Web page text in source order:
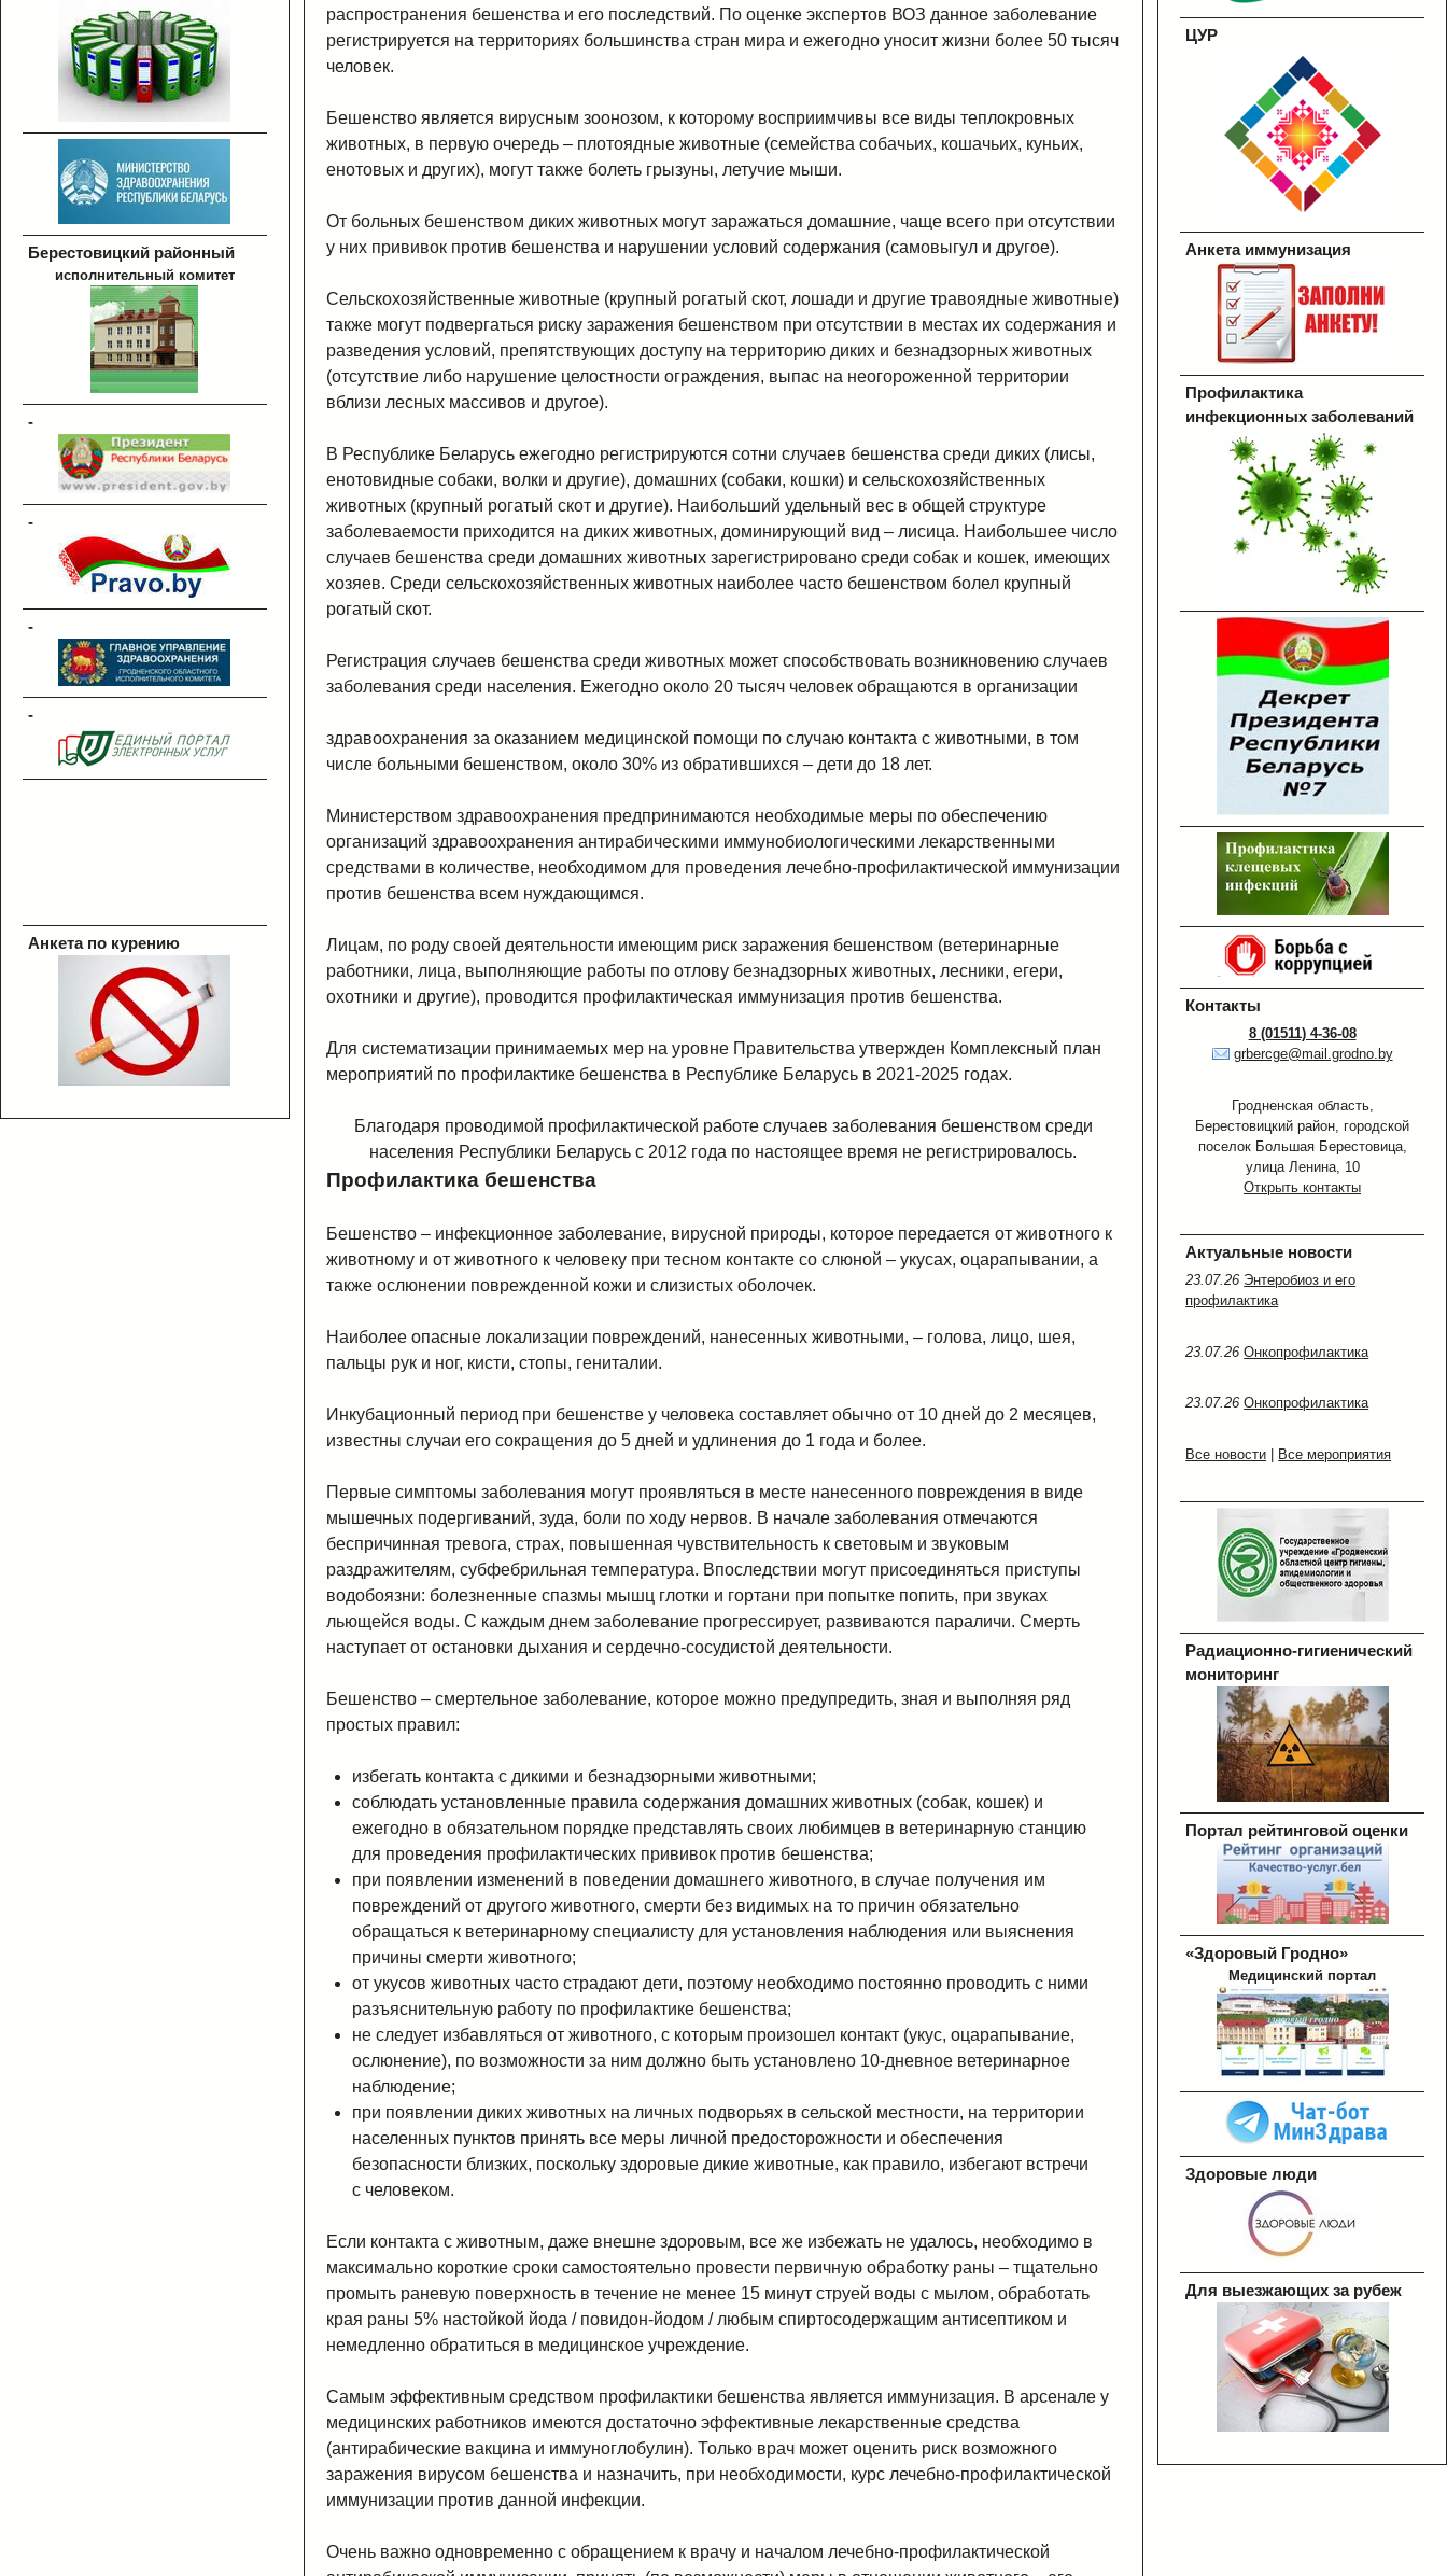
Берестовицкий районный
исполнительный комитет
-
-
-
-
Анкета по курению
распространения бешенства и его последствий. По оценке экспертов ВОЗ данное заболевание
регистрируется на территориях большинства стран мира и ежегодно уносит жизни более 50 тысяч
человек.
Бешенство является вирусным зоонозом, к которому восприимчивы все виды теплокровных
животных, в первую очередь – плотоядные животные (семейства собачьих, кошачьих, куньих,
енотовых и других), могут также болеть грызуны, летучие мыши.
От больных бешенством диких животных могут заражаться домашние, чаще всего при отсутствии
у них прививок против бешенства и нарушении условий содержания (самовыгул и другое).
Сельскохозяйственные животные (крупный рогатый скот, лошади и другие травоядные животные)
также могут подвергаться риску заражения бешенством при отсутствии в местах их содержания и
разведения условий, препятствующих доступу на территорию диких и безнадзорных животных
(отсутствие либо нарушение целостности ограждения, выпас на неогороженной территории
вблизи лесных массивов и другое).
В Республике Беларусь ежегодно регистрируются сотни случаев бешенства среди диких (лисы,
енотовидные собаки, волки и другие), домашних (собаки, кошки) и сельскохозяйственных
животных (крупный рогатый скот и другие). Наибольший удельный вес в общей структуре
заболеваемости приходится на диких животных, доминирующий вид – лисица. Наибольшее число
случаев бешенства среди домашних животных зарегистрировано среди собак и кошек, имеющих
хозяев. Среди сельскохозяйственных животных наиболее часто бешенством болел крупный
рогатый скот.
Регистрация случаев бешенства среди животных может способствовать возникновению случаев
заболевания среди населения. Ежегодно около 20 тысяч человек обращаются в организации
здравоохранения за оказанием медицинской помощи по случаю контакта с животными, в том
числе больными бешенством, около 30% из обратившихся – дети до 18 лет.
Министерством здравоохранения предпринимаются необходимые меры по обеспечению
организаций здравоохранения антирабическими иммунобиологическими лекарственными
средствами в количестве, необходимом для проведения лечебно-профилактической иммунизации
против бешенства всем нуждающимся.
Лицам, по роду своей деятельности имеющим риск заражения бешенством (ветеринарные
работники, лица, выполняющие работы по отлову безнадзорных животных, лесники, егери,
охотники и другие), проводится профилактическая иммунизация против бешенства.
Для систематизации принимаемых мер на уровне Правительства утвержден Комплексный план
мероприятий по профилактике бешенства в Республике Беларусь в 2021-2025 годах.
Благодаря проводимой профилактической работе случаев заболевания бешенством среди
населения Республики Беларусь с 2012 года по настоящее время не регистрировалось.
Профилактика бешенства
Бешенство – инфекционное заболевание, вирусной природы, которое передается от животного к
животному и от животного к человеку при тесном контакте со слюной – укусах, оцарапывании, а
также ослюнении поврежденной кожи и слизистых оболочек.
Наиболее опасные локализации повреждений, нанесенных животными, – голова, лицо, шея,
пальцы рук и ног, кисти, стопы, гениталии.
Инкубационный период при бешенстве у человека составляет обычно от 10 дней до 2 месяцев,
известны случаи его сокращения до 5 дней и удлинения до 1 года и более.
Первые симптомы заболевания могут проявляться в месте нанесенного повреждения в виде
мышечных подергиваний, зуда, боли по ходу нервов. В начале заболевания отмечаются
беспричинная тревога, страх, повышенная чувствительность к световым и звуковым
раздражителям, субфебрильная температура. Впоследствии могут присоединяться приступы
водобоязни: болезненные спазмы мышц глотки и гортани при попытке попить, при звуках
льющейся воды. С каждым днем заболевание прогрессирует, развиваются параличи. Смерть
наступает от остановки дыхания и сердечно-сосудистой деятельности.
Бешенство – смертельное заболевание, которое можно предупредить, зная и выполняя ряд
простых правил:
избегать контакта с дикими и безнадзорными животными;
соблюдать установленные правила содержания домашних животных (собак, кошек) и
ежегодно в обязательном порядке представлять своих любимцев в ветеринарную станцию
для проведения профилактических прививок против бешенства;
при появлении изменений в поведении домашнего животного, в случае получения им
повреждений от другого животного, смерти без видимых на то причин обязательно
обращаться к ветеринарному специалисту для установления наблюдения или выяснения
причины смерти животного;
от укусов животных часто страдают дети, поэтому необходимо постоянно проводить с ними
разъяснительную работу по профилактике бешенства;
не следует избавляться от животного, с которым произошел контакт (укус, оцарапывание,
ослюнение), по возможности за ним должно быть установлено 10-дневное ветеринарное
наблюдение;
при появлении диких животных на личных подворьях в сельской местности, на территории
населенных пунктов принять все меры личной предосторожности и обеспечения
безопасности близких, поскольку здоровые дикие животные, как правило, избегают встречи
с человеком.
Если контакта с животным, даже внешне здоровым, все же избежать не удалось, необходимо в
максимально короткие сроки самостоятельно провести первичную обработку раны – тщательно
промыть раневую поверхность в течение не менее 15 минут струей воды с мылом, обработать
края раны 5% настойкой йода / повидон-йодом / любым спиртосодержащим антисептиком и
немедленно обратиться в медицинское учреждение.
Самым эффективным средством профилактики бешенства является иммунизация. В арсенале у
медицинских работников имеются достаточно эффективные лекарственные средства
(антирабические вакцина и иммуноглобулин). Только врач может оценить риск возможного
заражения вирусом бешенства и назначить, при необходимости, курс лечебно-профилактической
иммунизации против данной инфекции.
Очень важно одновременно с обращением к врачу и началом лечебно-профилактической
ЦУР
Анкета иммунизация
Профилактика
инфекционных заболеваний
Контакты
8 (01511) 4-36-08
grbercge@mail.grodno.by
Гродненская область,
Берестовицкий район, городской
поселок Большая Берестовица,
улица Ленина, 10
Открыть контакты
Актуальные новости
23.07.26 Энтеробиоз и его
профилактика
23.07.26Онкопрофилактика
23.07.26Онкопрофилактика
Все новости Все мероприятия
Радиационно-гигиенический
мониторинг
Портал рейтинговой оценки
«Здоровый Гродно»
Медицинский портал
Здоровые люди
Для выезжающих за рубеж